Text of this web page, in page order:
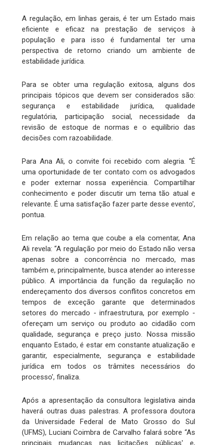
A regulação, em linhas gerais, é ter um Estado mais
eficiente e eficaz na prestação de serviços à
população e para isso é fundamental ter uma
perspectiva de retorno criando um ambiente de
estabilidade jurídica.
Para se obter uma regulação exitosa, alguns dos
principais tópicos que devem ser considerados são:
segurança e estabilidade jurídica, qualidade
regulatória, participação social, necessidade da
revisão de estoque de normas e o equilíbrio das
decisões com razoabilidade.
Para Ana Ali, o convite foi recebido com alegria. “É
uma oportunidade de ter contato com os advogados
e poder externar nossa experiência. Compartilhar
conhecimento e poder discutir um tema tão atual e
relevante. É uma satisfação fazer parte desse evento',
pontua.
Em relação ao tema que coube a ela comentar, Ana
Ali revela: “A regulação por meio do Estado não versa
apenas sobre a concorrência no mercado, mas
também e, principalmente, busca atender ao interesse
público. A importância da função da regulação no
endereçamento dos diversos conflitos concretos em
tempos de exceção garante que determinados
setores do mercado - infraestrutura, por exemplo -
ofereçam um serviço ou produto ao cidadão com
qualidade, segurança e preço justo. Nossa missão
enquanto Estado, é estar em constante atualização e
garantir, especialmente, segurança e estabilidade
jurídica em todos os trâmites necessários do
processo', finaliza.
Após a apresentação da consultora legislativa ainda
haverá outras duas palestras. A professora doutora
da Universidade Federal de Mato Grosso do Sul
(UFMS), Luciani Coimbra de Carvalho falará sobre “As
principais mudanças nas licitações públicas' e,